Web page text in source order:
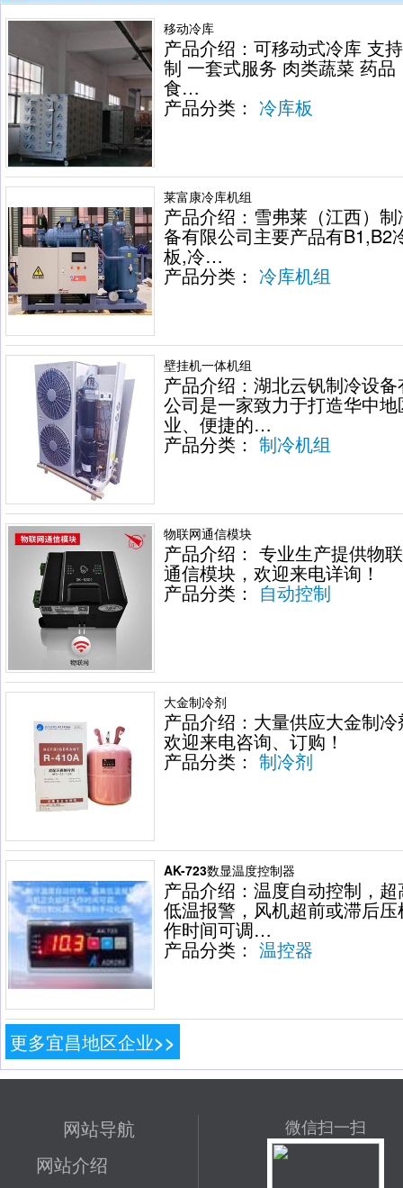
移动冷库
产品介绍：可移动式冷库 支
制 一套式服务 肉类蔬菜 药品
食…
产品分类： 冷库板
莱富康冷库机组
产品介绍：雪弗莱（江西）制
备有限公司主要产品有B1,B2
板,冷…
产品分类： 冷库机组
壁挂机一体机组
产品介绍：湖北云钒制冷设备
公司是一家致力于打造华中地
业、便捷的…
产品分类： 制冷机组
物联网通信模块
产品介绍： 专业生产提供物
通信模块，欢迎来电详询！
产品分类： 自动控制
大金制冷剂
产品介绍：大量供应大金制冷
欢迎来电咨询、订购！
产品分类： 制冷剂
AK-723数显温度控制器
产品介绍：温度自动控制，超
低温报警，风机超前或滞后压
作时间可调…
产品分类： 温控器
更多宜昌地区企业>>
网站导航
网站介绍
微信扫一扫